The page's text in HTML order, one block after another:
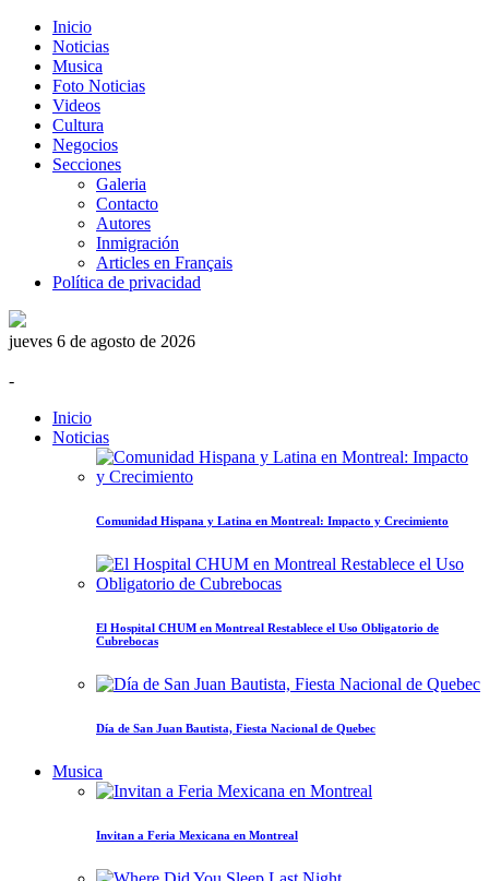
Inicio
Noticias
Musica
Foto Noticias
Videos
Cultura
Negocios
Secciones
Galeria
Contacto
Autores
Inmigración
Articles en Français
Política de privacidad
jueves 6 de agosto de 2026
-
Inicio
Noticias
Comunidad Hispana y Latina en Montreal: Impacto y Crecimiento
El Hospital CHUM en Montreal Restablece el Uso Obligatorio de
Cubrebocas
Día de San Juan Bautista, Fiesta Nacional de Quebec
Musica
Invitan a Feria Mexicana en Montreal